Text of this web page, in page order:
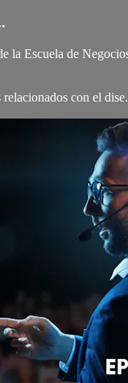
Escuela de
relacionados con el